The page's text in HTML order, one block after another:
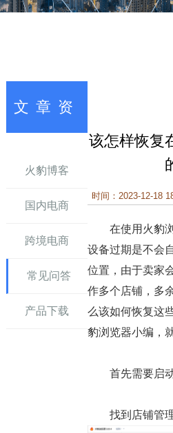
文章资
火豹博客
国内电商
跨境电商
常见问答
产品下载
该怎样恢复
时间：2023-12-18
在使用火豹浏
设备过期是不会
位置，由于卖家
作多个店铺，多
么该如何恢复这
豹浏览器小编，
首先需要启动
找到店铺管理